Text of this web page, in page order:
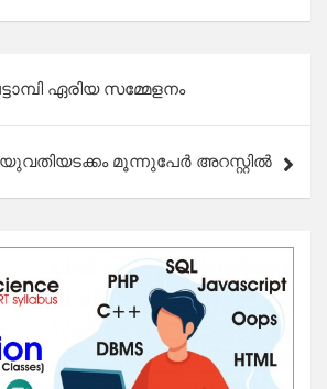
ഏരിയ സമ്മേളനം
മൂന്നുപേർ അറസ്റ്റിൽ